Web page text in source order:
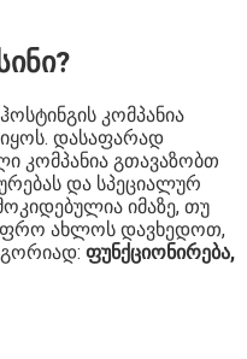
კომპანია
იყოს. დასაფარად
კომპანია გთავაზობთ
და სპეციალურ
იმაზე, თუ
უფრო ახლოს დავხედოთ,
ფუნქციონირება,